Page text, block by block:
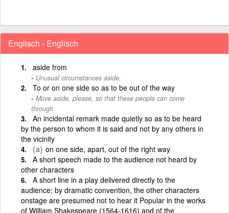
Englisch - Englisch
aside from
Unusual circumstances aside.
To or on one side so as to be out of the way
Move aside, please, so that these people can come
through.
An incidental remark made quietly so as to be heard
by the person to whom it is said and not by any others in
the vicinity
{a} on one side, apart, out of the right way
A short speech made to the audience not heard by
other characters
A short line in a play delivered directly to the
audience; by dramatic convention, the other characters
onstage are presumed not to hear it Popular in the works
of William Shakespeare (1564-1616) and of the